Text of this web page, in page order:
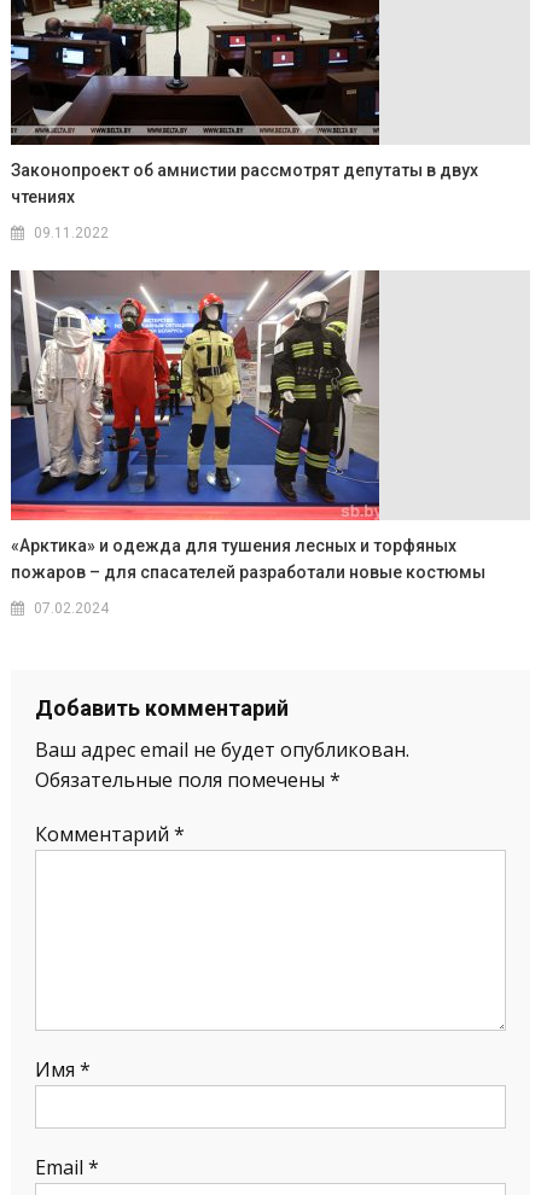
Законопроект об амнистии рассмотрят депутаты в двух
чтениях
09.11.2022
«Арктика» и одежда для тушения лесных и торфяных
пожаров – для спасателей разработали новые костюмы
07.02.2024
Добавить комментарий
Ваш адрес email не будет опубликован.
Обязательные поля помечены *
Комментарий *
Имя *
Email *